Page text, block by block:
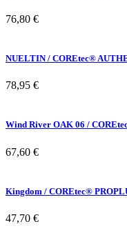
76,80 €
NUELTIN / COREtec®
78,95 €
Wind River OAK 06 /
67,60 €
Kingdom / COREtec®
47,70 €